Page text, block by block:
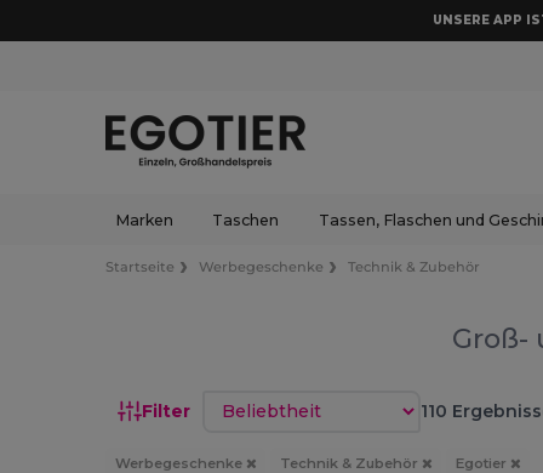
UNSERE APP
Marken Taschen Tassen, Flaschen und
Startseite Werbegeschenke Technik & Zubehör
Groß-
Filter Sortieren nach 110
Werbegeschenke Technik & Zubehör Egotier